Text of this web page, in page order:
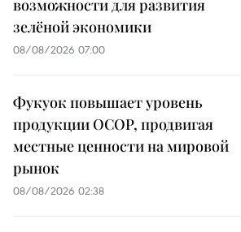
возможности для развития
зелёной экономики
08/08/2026 07:00
Фукуок повышает уровень
продукции OCOP, продвигая
местные ценности на мировой
рынок
08/08/2026 02:38